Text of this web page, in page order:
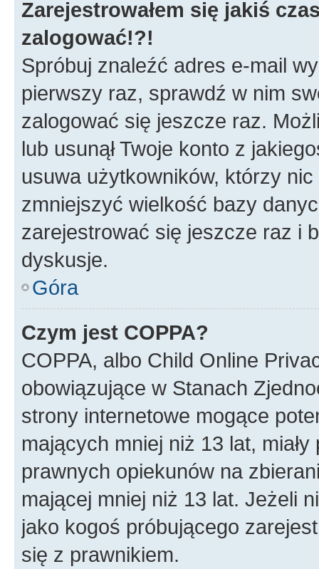
Zarejestrowałem się jakiś
zalogować!?!
Spróbuj znaleźć adres e-mail
pierwszy raz, sprawdź w nim
zalogować się jeszcze raz.
lub usunął Twoje konto z
usuwa użytkowników, którzy
zmniejszyć wielkość bazy
zarejestrować się jeszcze raz i
dyskusje.
Góra
Czym jest COPPA?
COPPA, albo Child Online
obowiązujące w Stanach
strony internetowe mogące
mających mniej niż 13 lat,
prawnych opiekunów na
mającej mniej niż 13 lat. Jeżeli
jako kogoś próbującego
się z prawnikiem.